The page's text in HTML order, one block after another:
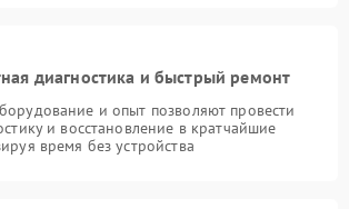
диагностика и быстрый ремонт
и опыт позволяют провести
и восстановление в кратчайшие
время без устройства